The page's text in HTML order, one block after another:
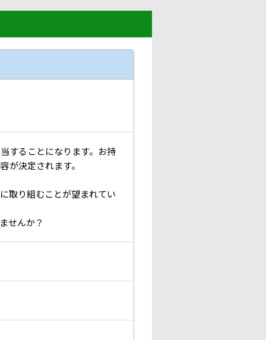
することになります。お持
が決定されます。
取り組むことが望まれてい
せんか？